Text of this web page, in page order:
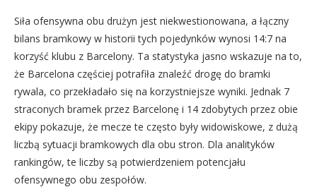
Siła ofensywna obu drużyn jest niekwestionowana, a łączny
bilans bramkowy w historii tych pojedynków wynosi 14:7 na
korzyść klubu z Barcelony. Ta statystyka jasno wskazuje na to,
że Barcelona częściej potrafiła znaleźć drogę do bramki
rywala, co przekładało się na korzystniejsze wyniki. Jednak 7
straconych bramek przez Barcelonę i 14 zdobytych przez obie
ekipy pokazuje, że mecze te często były widowiskowe, z dużą
liczbą sytuacji bramkowych dla obu stron. Dla analityków
rankingów, te liczby są potwierdzeniem potencjału
ofensywnego obu zespołów.